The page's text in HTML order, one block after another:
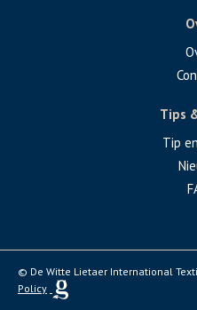
Tips
Tip
© De Witte Lietaer International
Policy